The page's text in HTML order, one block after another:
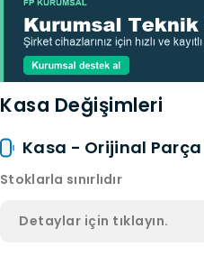
Kasa Değişimleri
Kasa - Orijinal Parça
Stoklarla sınırlıdır
Detaylar için tıklayın.